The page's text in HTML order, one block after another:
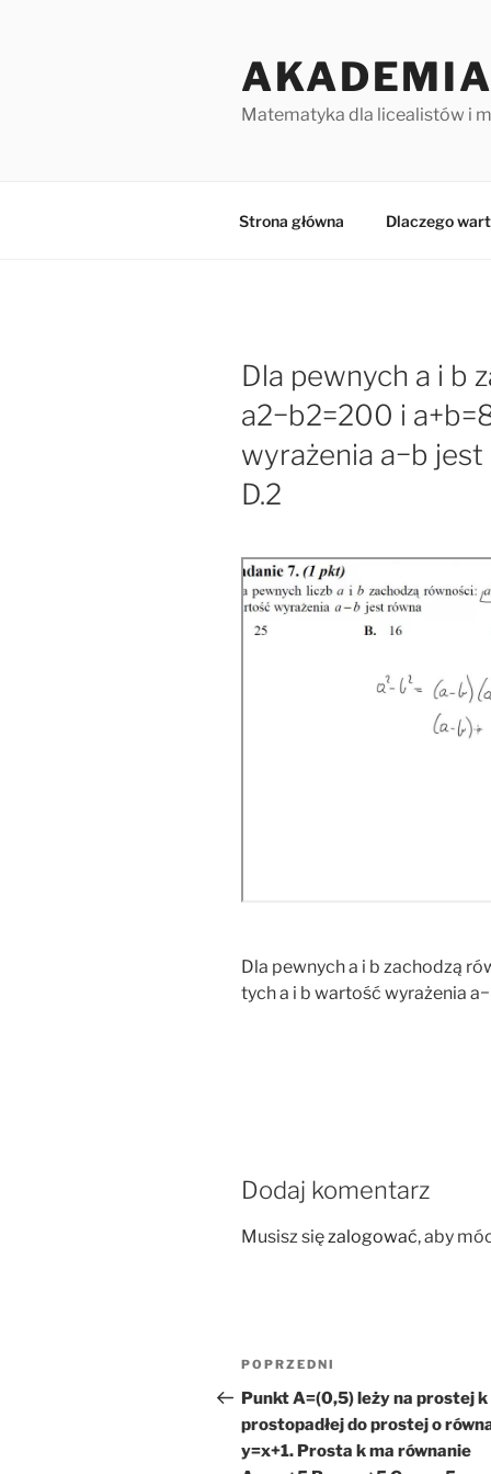
Matematyka dla licealistów i
Strona główna Dlaczego
Dla pewnych a i b
a2−b2=200 i
wyrażenia a−b jest
D.2
Dla pewnych a i b zachodzą
tych a i b wartość wyrażenia
Dodaj komentarz
Musisz sięzalogować, aby
Nawigacja
wpisu
Poprzedni
wpis
POPRZEDNI
Punkt A=(0,5) leży na prostej k
prostopadłej do prostej o
y=x+1. Prosta k ma równanie